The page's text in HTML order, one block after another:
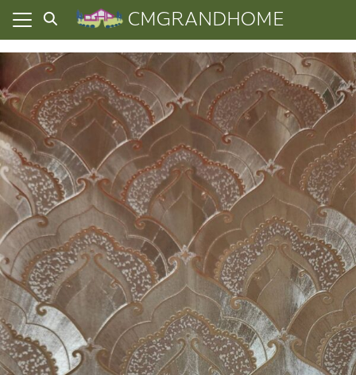
Skip
content
CMGRANDHOME
ความเป็นส่วนตัว
หมด
ที่ผ่านมา
รา